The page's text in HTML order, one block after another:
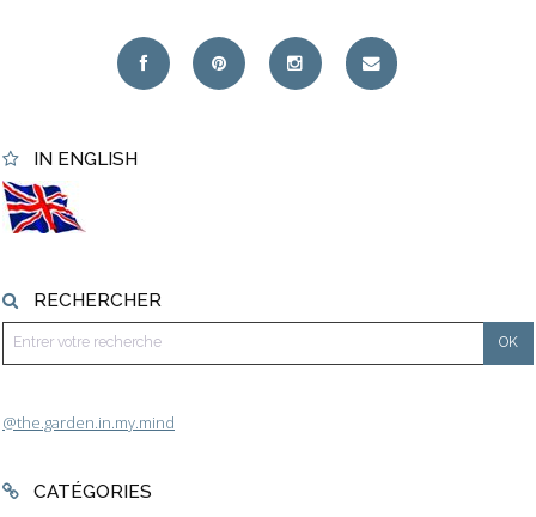
IN ENGLISH
RECHERCHER
@the.garden.in.my.mind
CATÉGORIES